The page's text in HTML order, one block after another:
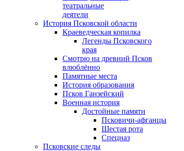
театральные
деятели
История Псковской области
Краеведческая копилка
Легенды Псковского
края
Смотрю на древний Псков
влюблённо
Памятные места
История образования
Псков Ганзейский
Военная история
Достойные памяти
Псковичи-афганцы
Шестая рота
Спецназ
Псковские следы